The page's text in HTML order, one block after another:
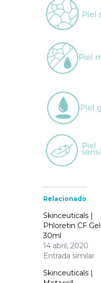
Relacionado
Skinceuticals |
Phloretin CF Gel
30ml
14 abril, 2020
Entrada similar
Skinceuticals |